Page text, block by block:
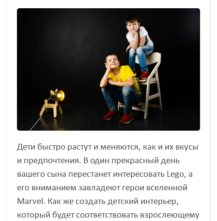
Дети быстро растут и меняются, как и их вкусы
и предпочтения. В один прекрасный день
вашего сына перестанет интересовать Lego, а
его вниманием завладеют герои вселенной
Marvel. Как же создать детский интерьер,
который будет соответствовать взрослеющему